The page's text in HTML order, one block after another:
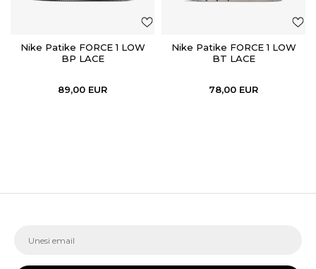
Nike Patike FORCE 1 LOW
BP LACE
89,00 EUR
Nike Patike FORCE 1 LOW
BT LACE
78,00 EUR